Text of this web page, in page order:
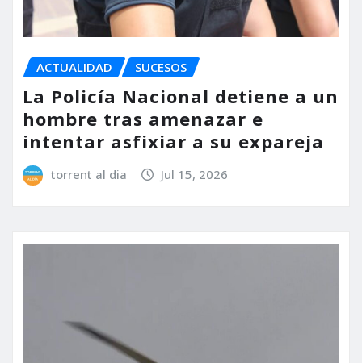
ACTUALIDAD SUCESOS
La Policía Nacional detiene a un
hombre tras amenazar e
intentar asfixiar a su expareja
torrent al dia Jul 15, 2026